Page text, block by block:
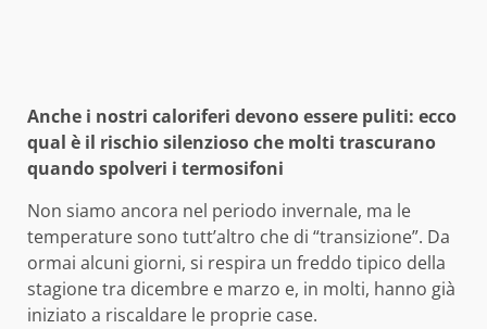
Anche i nostri caloriferi devono essere puliti: ecco
qual è il rischio silenzioso che molti trascurano
quando spolveri i termosifoni
Non siamo ancora nel periodo invernale, ma le
temperature sono tutt’altro che di “transizione”. Da
ormai alcuni giorni, si respira un freddo tipico della
stagione tra dicembre e marzo e, in molti, hanno già
iniziato a riscaldare le proprie case.